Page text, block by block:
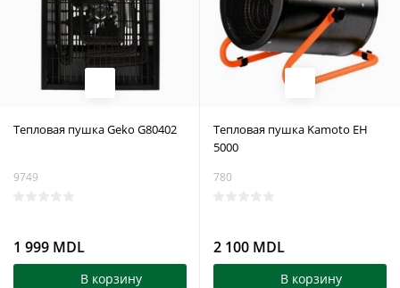
Тепловая пушка Geko G80402
9749
1 999 MDL
В корзину
Тепловая пушка Kamoto EH
5000
780
2 100 MDL
В корзину